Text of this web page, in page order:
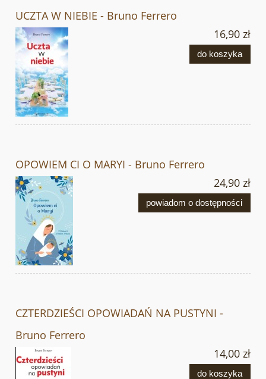
UCZTA W NIEBIE - Bruno Ferrero
16,90 zł
do koszyka
OPOWIEM CI O MARYI - Bruno Ferrero
24,90 zł
powiadom o dostępności
CZTERDZIEŚCI OPOWIADAŃ NA PUSTYNI -
Bruno Ferrero
14,00 zł
do koszyka